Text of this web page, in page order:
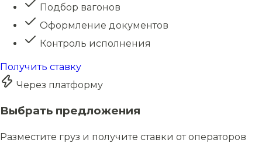
Подбор вагонов
Оформление документов
Контроль исполнения
Получить ставку
Через платформу
Выбрать предложения
Разместите груз и получите ставки от операторов